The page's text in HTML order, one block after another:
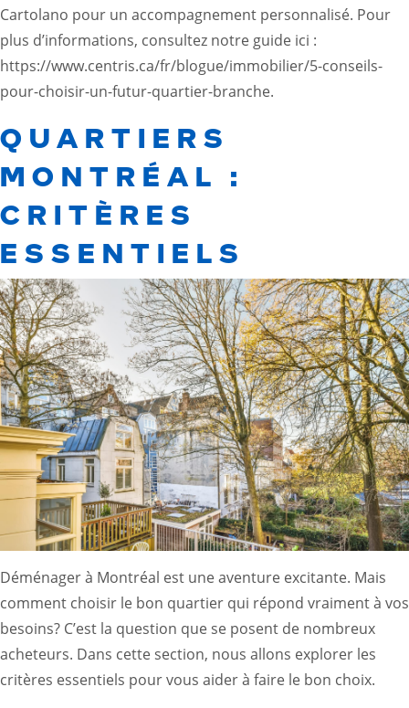
Cartolano pour un accompagnement personnalisé. Pour
plus d’informations, consultez notre guide ici :
https://www.centris.ca/fr/blogue/immobilier/5-conseils-
pour-choisir-un-futur-quartier-branche.
QUARTIERS
MONTRÉAL :
CRITÈRES
ESSENTIELS
Déménager à Montréal est une aventure excitante. Mais
comment choisir le bon quartier qui répond vraiment à vos
besoins? C’est la question que se posent de nombreux
acheteurs. Dans cette section, nous allons explorer les
critères essentiels pour vous aider à faire le bon choix.